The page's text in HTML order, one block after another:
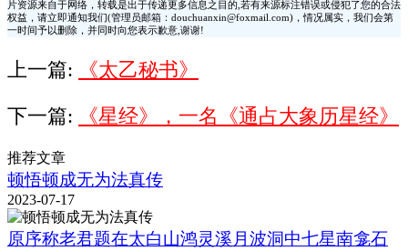
片资源来自于网络，转载是出于传递更多信息之目的,若有来源标注错误或侵犯了您的合法
权益，请立即通知我们(管理员邮箱：douchuanxin@foxmail.com)，情况属实，我们会第
一时间予以删除，并同时向您表示歉意,谢谢!
上一篇: 《太乙秘书》
下一篇: 《星经》，一名《通占大象历星经》
推荐文章
顿悟顿成无为法真传
2023-07-17
原序称老君题在太白山鸿灵溪月波洞中七星南龛石